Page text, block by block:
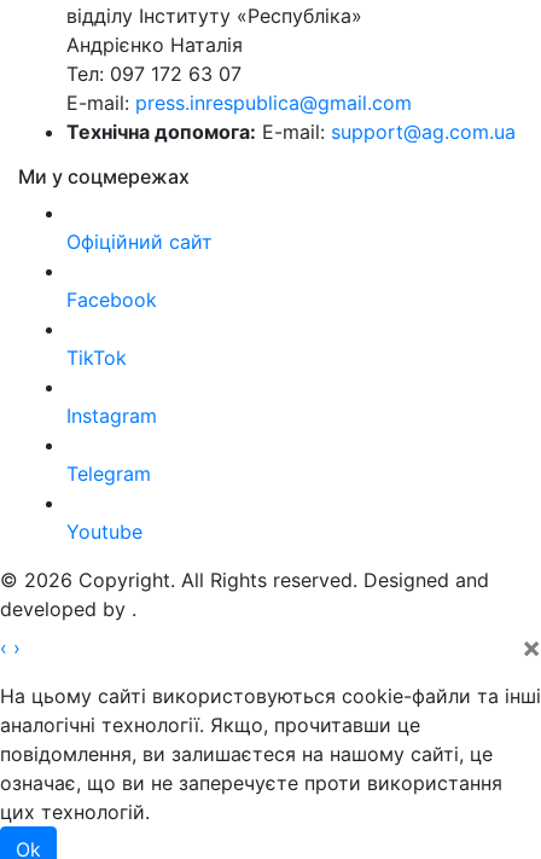
відділу Інституту «Республіка»
Андрієнко Наталія
Тел: 097 172 63 07
E-mail: press.inrespublica@gmail.com
Технічна допомога: E-mail: support@ag.com.ua
Ми у соцмережах
Офіційний сайт
Facebook
TikTok
Instagram
Telegram
Youtube
© 2026 Copyright. All Rights reserved. Designed and
developed by .
‹ › ×
На цьому сайті використовуються cookie-файли та інші
аналогічні технології. Якщо, прочитавши це
повідомлення, ви залишаєтеся на нашому сайті, це
означає, що ви не заперечуєте проти використання
цих технологій.
Ok